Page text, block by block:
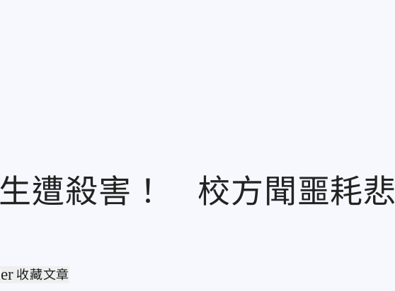
遭殺害！ 校方聞噩耗悲
收藏文章